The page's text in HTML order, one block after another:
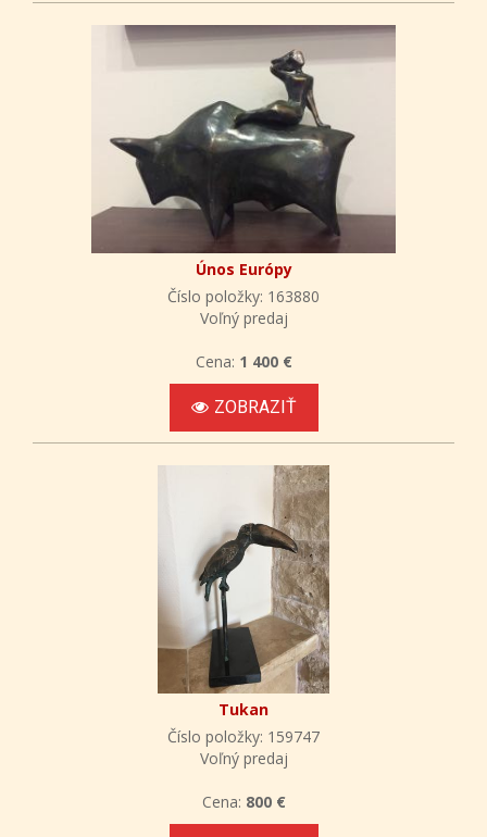
Únos Európy
Číslo položky: 163880
Voľný predaj
Cena: 1 400 €
ZOBRAZIŤ
Tukan
Číslo položky: 159747
Voľný predaj
Cena: 800 €